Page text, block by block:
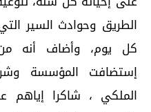
الطريق وحوادث السير
كل يوم، وأضاف أنه
إستضافت المؤسسة
الملكي ، شاكرا إياهم